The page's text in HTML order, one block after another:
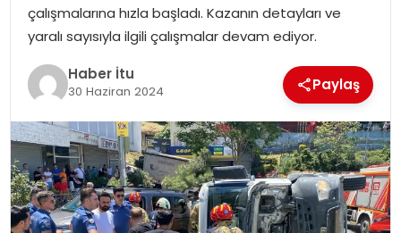
YAŞAM
çalışmalarına hızla başladı. Kazanın detayları ve
yaralı sayısıyla ilgili çalışmalar devam ediyor.
Haber İtu
30 Haziran 2024 Paylaş